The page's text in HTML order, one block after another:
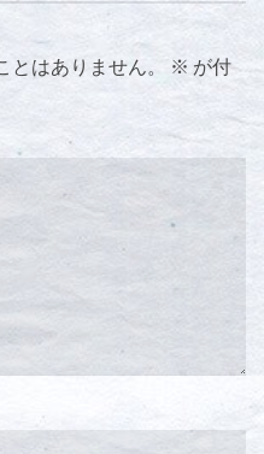
はありません。 ※ が付